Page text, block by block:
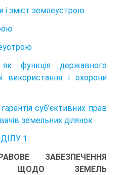
і зміст землеустрою
функція державного
використання і охорони
суб’єктивних прав
земельних ділянок
1
ЗАБЕЗПЕЧЕННЯ
ЩОДО ЗЕМЕЛЬ